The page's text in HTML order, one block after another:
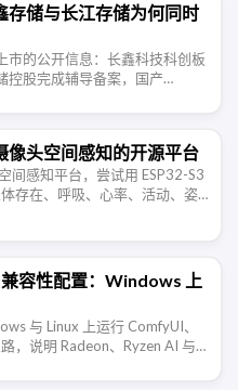
存储与长江存储为何同时
市的公开信息：长鑫科技科创板
控股完成辅导备案，国产
向资本市场。
像头空间感知的开源平台
间感知平台，尝试用 ESP32-S3
存在、呼吸、心率、活动、姿
容性配置：Windows 上
与 Linux 上运行 ComfyUI、
，说明 Radeon、Ryzen AI 与